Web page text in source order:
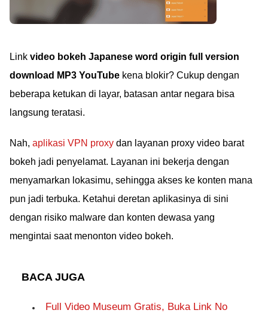
Link video bokeh Japanese word origin full version
download MP3 YouTube kena blokir? Cukup dengan
beberapa ketukan di layar, batasan antar negara bisa
langsung teratasi.
Nah, aplikasi VPN proxy dan layanan proxy video barat
bokeh jadi penyelamat. Layanan ini bekerja dengan
menyamarkan lokasimu, sehingga akses ke konten mana
pun jadi terbuka. Ketahui deretan aplikasinya di sini
dengan risiko malware dan konten dewasa yang
mengintai saat menonton video bokeh.
BACA JUGA
Full Video Museum Gratis, Buka Link No